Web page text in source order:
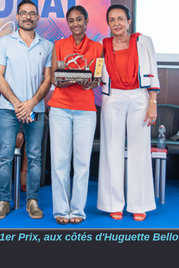
Prix, aux côtés d'Huguette Bello